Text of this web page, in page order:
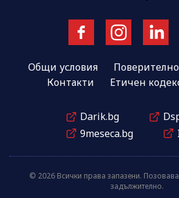
Общи условия
Контакти
Етичен
Darik.bg
9meseca.bg
© 2026 Всички права запазени.
задължително.